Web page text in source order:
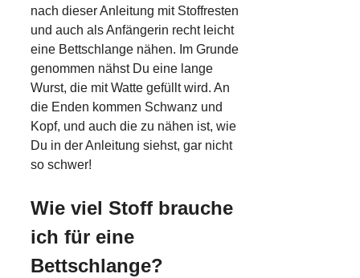
nach dieser Anleitung mit Stoffresten
und auch als Anfängerin recht leicht
eine Bettschlange nähen. Im Grunde
genommen nähst Du eine lange
Wurst, die mit Watte gefüllt wird. An
die Enden kommen Schwanz und
Kopf, und auch die zu nähen ist, wie
Du in der Anleitung siehst, gar nicht
so schwer!
Wie viel Stoff brauche
ich für eine
Bettschlange?